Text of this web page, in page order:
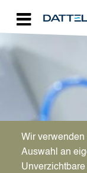
Wir
Auswahl an